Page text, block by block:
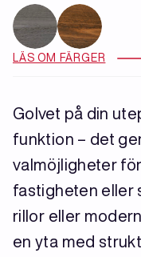
Golvet på din
funktion – det
valmöjligheter
fastigheten eller
rillor eller
en yta med
LÄS OM FÄRGER